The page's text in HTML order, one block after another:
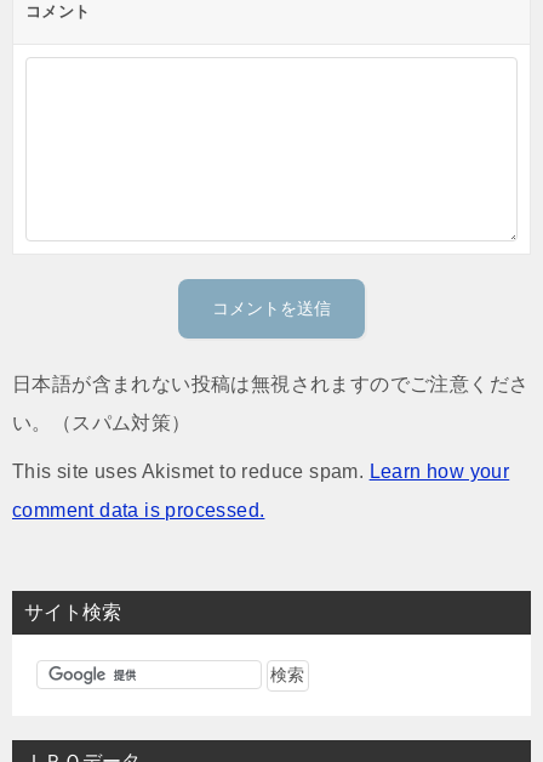
コメント
日本語が含まれない投稿は無視されますのでご注意くださ
い。（スパム対策）
This site uses Akismet to reduce spam. Learn how your
comment data is processed.
サイト検索